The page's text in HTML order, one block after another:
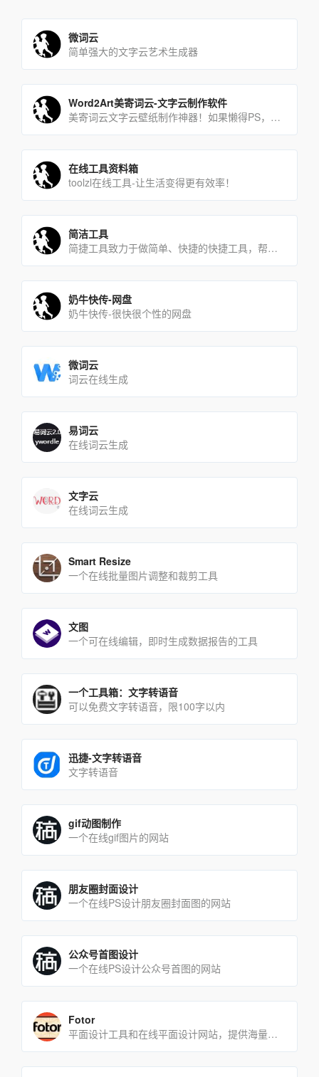
微词云
简单强大的文字云艺术生成器
Word2Art美寄词云-文字云制作软件
美寄词云文字云壁纸制作神器！如果懒得PS，只要上传图片，选好默认样式+输入文字，就能马上生成一个文字云壁纸，耗[…]
在线工具资料箱
toolzl在线工具-让生活变得更有效率！
简洁工具
简捷工具致力于做简单、快捷的快捷工具，帮助大家用最简捷的方式解决问题。
奶牛快传-网盘
奶牛快传-很快很个性的网盘
微词云
词云在线生成
易词云
在线词云生成
文字云
在线词云生成
Smart Resize
一个在线批量图片调整和裁剪工具
文图
一个可在线编辑，即时生成数据报告的工具
一个工具箱：文字转语音
可以免费文字转语音，限100字以内
迅捷-文字转语音
文字转语音
gif动图制作
一个在线gif图片的网站
朋友圈封面设计
一个在线PS设计朋友圈封面图的网站
公众号首图设计
一个在线PS设计公众号首图的网站
Fotor
平面设计工具和在线平面设计网站，提供海量的素材和模板